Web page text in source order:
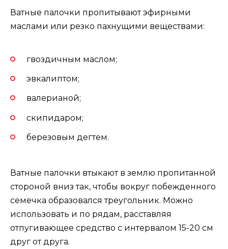
Ватные палочки пропитывают эфирными
маслами или резко пахнущими веществами:
гвоздичным маслом;
эвкалиптом;
валерианой;
скипидаром;
березовым дегтем.
Ватные палочки втыкают в землю пропитанной
стороной вниз так, чтобы вокруг побежденного
семечка образовался треугольник. Можно
использовать и по рядам, расставляя
отпугивающее средство с интервалом 15-20 см
друг от друга.